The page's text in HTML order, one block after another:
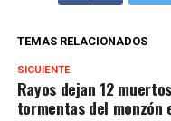
TEMAS RELACIONADOS
SIGUIENTE
Rayos dejan 12
tormentas del monzón